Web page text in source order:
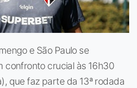
e São Paulo se
confronto crucial às 16h30
que faz parte da 13ª rodada